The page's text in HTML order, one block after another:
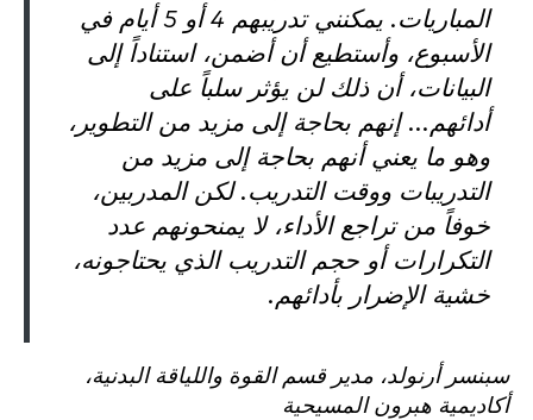
المباريات. يمكنني تدريبهم 4 أو 5 أيام في
الأسبوع، وأستطيع أن أضمن، استناداً إلى
البيانات، أن ذلك لن يؤثر سلباً على
أدائهم... إنهم بحاجة إلى مزيد من التطوير،
وهو ما يعني أنهم بحاجة إلى مزيد من
التدريبات ووقت التدريب. لكن المدربين،
خوفاً من تراجع الأداء، لا يمنحونهم عدد
التكرارات أو حجم التدريب الذي يحتاجونه،
خشية الإضرار بأدائهم.
سبنسر أرنولد، مدير قسم القوة واللياقة البدنية،
أكاديمية هبرون المسيحية